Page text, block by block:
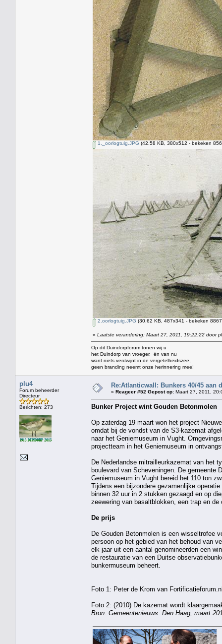
1._oorlogtuig.JPG (42.58 KB, 380x512 - bekeken
2.oorlogtuig.JPG (30.62 KB, 487x341 - bekeken
« Laatste verandering: Maart 27, 2011, 19:22:22 door
Op dit Duindorpforum tonen wij u
het Duindorp van vroeger, én van nu
want niets verdwijnt in de vergetelheidszee,
geen branding neemt onze herinnering mee!
plu4
Forum beheerder
Directeur
Berichten: 273
Re:Atlanticwall: Bunkers 40/45 aan
« Reageer #52 Gepost op: Maart 27, 2011,
Bunker Project wint Gouden Betonmolen
Op zaterdag 19 maart won het project
omdat bij de vondst van de S3-kazemat
naar het Geniemuseum in Vught.
projectteam in het Geniemuseum in
De Nederlandse mitrailleurkazemat van het
boulevard van Scheveningen. De gemeente
Geniemuseum in Vught bereid het 110 ton
Tijdens een bijzondere gezamenlijke
binnen 32 uur in 2 stukken gezaagd en op
zeewering van basaltblokken, een trap en
De prijs
De Gouden Betonmolen is een wisseltrofee
persoon op het gebied van het behoud van
elk jaar uit een aantal genomineerden een
de restauratie van een Duitse
bunkermuseum beheert.
Foto 1: Peter de Krom van
Foto 2: (2010) De kazemat wordt
Bron: Gemeentenieuws Den Haag, maart